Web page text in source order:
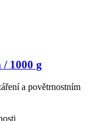
1000 g
a povětrnostním